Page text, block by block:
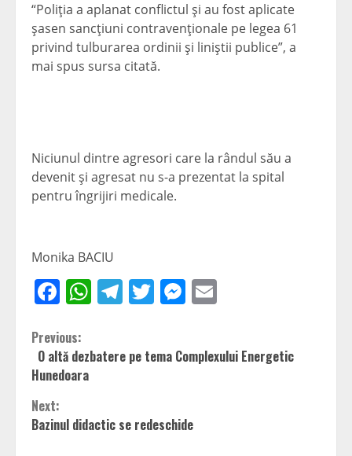
“Poliţia a aplanat conflictul şi au fost aplicate
şasen sancţiuni contravenţionale pe legea 61
privind tulburarea ordinii şi liniştii publice”, a
mai spus sursa citată.
Niciunul dintre agresori care la rândul său a
devenit şi agresat nu s-a prezentat la spital
pentru îngrijiri medicale.
Monika BACIU
Facebook
WhatsApp
Telegram
TwitterMessenger
Continue
Reading
Previous:
O altă dezbatere pe tema Complexului Energetic
Hunedoara
Next:
Bazinul didactic se redeschide